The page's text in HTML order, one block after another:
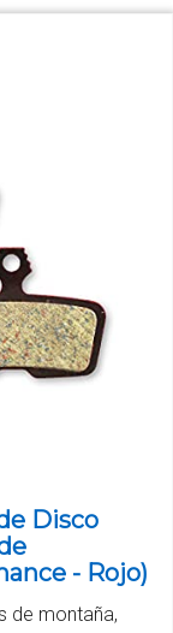
Disco
- Rojo)
de montaña,